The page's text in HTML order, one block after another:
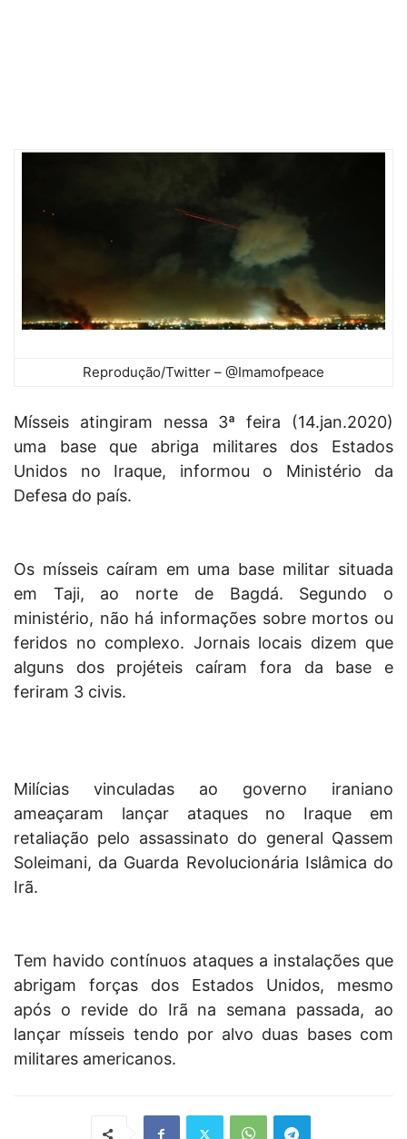
Reprodução/Twitter – @Imamofpeace
Mísseis atingiram nessa 3ª feira (14.jan.2020)
uma base que abriga militares dos Estados
Unidos no Iraque, informou o Ministério da
Defesa do país.
Os mísseis caíram em uma base militar situada
em Taji, ao norte de Bagdá. Segundo o
ministério, não há informações sobre mortos ou
feridos no complexo. Jornais locais dizem que
alguns dos projéteis caíram fora da base e
feriram 3 civis.
Milícias vinculadas ao governo iraniano
ameaçaram lançar ataques no Iraque em
retaliação pelo assassinato do general Qassem
Soleimani, da Guarda Revolucionária Islâmica do
Irã.
Tem havido contínuos ataques a instalações que
abrigam forças dos Estados Unidos, mesmo
após o revide do Irã na semana passada, ao
lançar mísseis tendo por alvo duas bases com
militares americanos.